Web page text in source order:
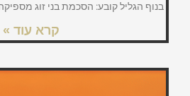
בנוף הגליל קובע: הסכמת בני זוג
קרא עוד »